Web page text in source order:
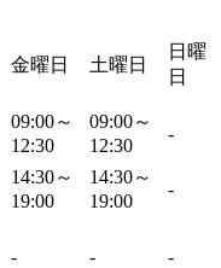
金曜日 土曜日
日曜
日
09:00～
12:30
09:00～
12:30
-
14:30～
19:00
14:30～
19:00
-
- - -